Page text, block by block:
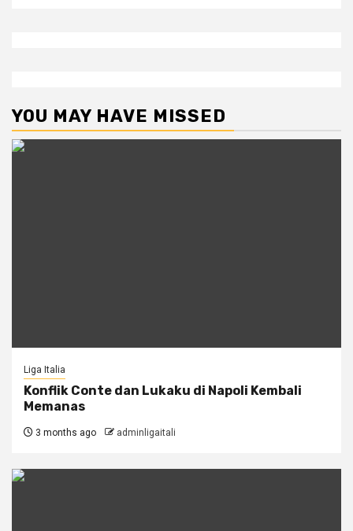
YOU MAY HAVE MISSED
Liga Italia
Konflik Conte dan Lukaku di Napoli Kembali
Memanas
3 months ago adminligaitali